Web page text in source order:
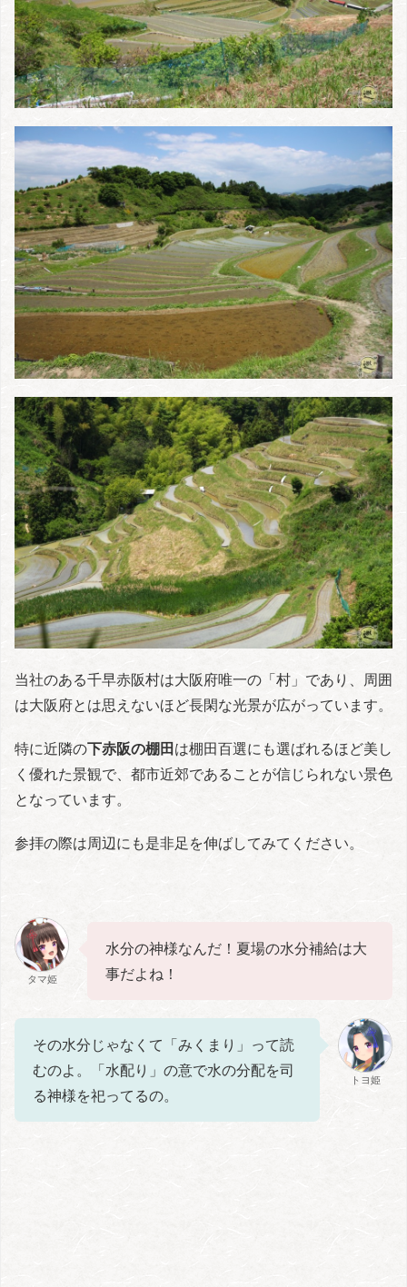
当社のある千早赤阪村は大阪府唯一の「村」であり、周囲
は大阪府とは思えないほど長閑な光景が広がっています。
特に近隣の下赤阪の棚田は棚田百選にも選ばれるほど美し
く優れた景観で、都市近郊であることが信じられない景色
となっています。
参拝の際は周辺にも是非足を伸ばしてみてください。
タマ姫
水分の神様なんだ！夏場の水分補給は大
事だよね！
その水分じゃなくて「みくまり」って読
むのよ。「水配り」の意で水の分配を司
る神様を祀ってるの。
トヨ姫